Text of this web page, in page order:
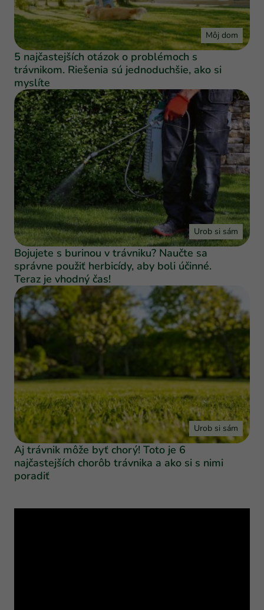
Môj dom
5 najčastejších otázok o problémoch s
trávnikom. Riešenia sú jednoduchšie, ako si
myslíte
Urob si sám
Bojujete s burinou v trávniku? Naučte sa
správne použiť herbicídy, aby boli účinné.
Teraz je vhodný čas!
Urob si sám
Aj trávnik môže byť chorý! Toto je 6
najčastejších chorôb trávnika a ako si s nimi
poradiť